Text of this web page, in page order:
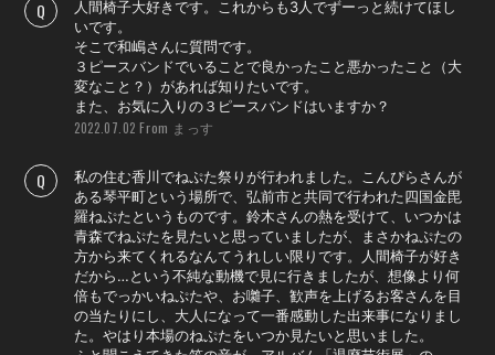
人間椅子大好きです。これからも3人でずーっと続けてほし
いです。
そこで和嶋さんに質問です。
３ピースバンドでいることで良かったこと悪かったこと（大
変なこと？）があれば知りたいです。
また、お気に入りの３ピースバンドはいますか？
2022.07.02From まっす
私の住む香川でねぷた祭りが行われました。こんぴらさんが
ある琴平町という場所で、弘前市と共同で行われた四国金毘
羅ねぷたというものです。鈴木さんの熱を受けて、いつかは
青森でねぷたを見たいと思っていましたが、まさかねぷたの
方から来てくれるなんてうれしい限りです。人間椅子が好き
だから…という不純な動機で見に行きましたが、想像より何
倍もでっかいねぷたや、お囃子、歓声を上げるお客さんを目
の当たりにし、大人になって一番感動した出来事になりまし
た。やはり本場のねぷたをいつか見たいと思いました。